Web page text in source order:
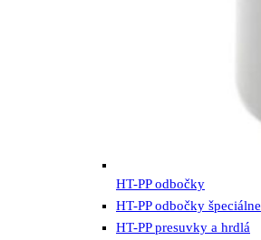
HT-PP odbočky
HT-PP odbočky špeciálne
HT-PP presuvky a hrdlá